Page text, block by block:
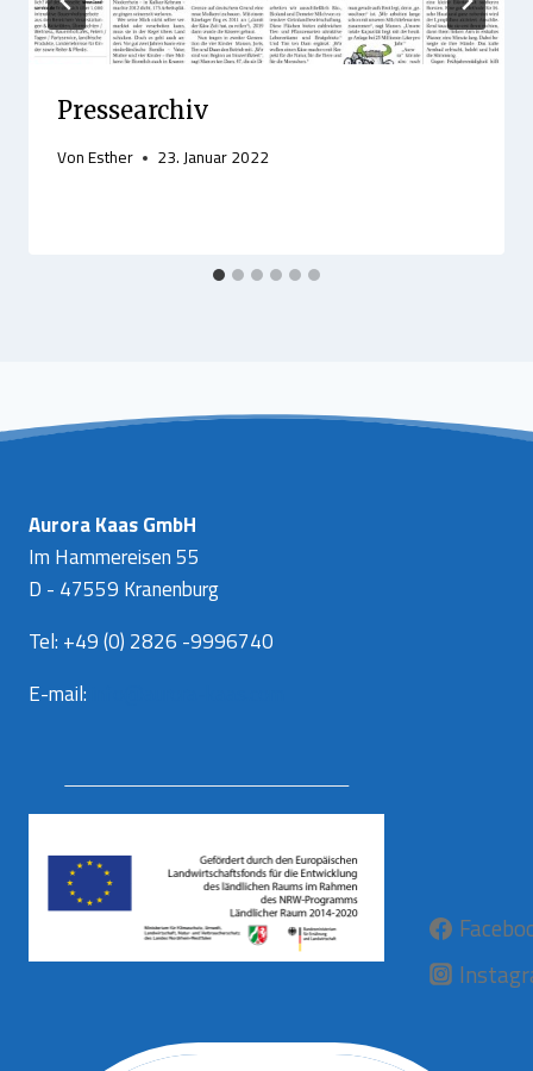
Pressearchiv
Von Esther 23. Januar 2022
Aurora Kaas GmbH
Im Hammereisen 55
D - 47559 Kranenburg
Tel: +49 (0) 2826 -9996740
E-mail: